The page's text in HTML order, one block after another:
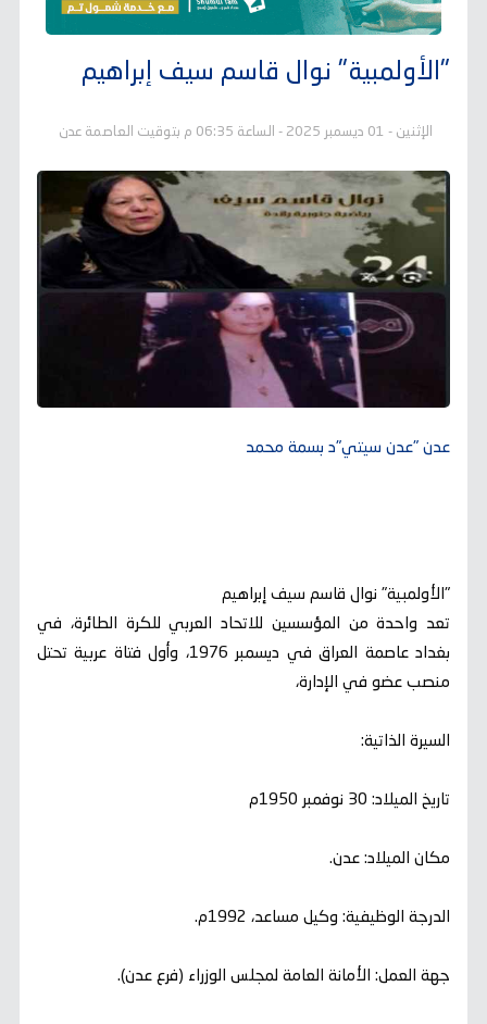
"الأولمبية" نوال قاسم سيف إبراهيم
الإثنين - 01 ديسمبر 2025 - الساعة 06:35 م بتوقيت العاصمة عدن
عدن "عدن سيتي"د بسمة محمد
"الأولمبية" نوال قاسم سيف إبراهيم
تعد واحدة من المؤسسين للاتحاد العربي للكرة الطائرة، في
بغداد عاصمة العراق في ديسمبر 1976، وأول فتاة عربية تحتل
منصب عضو في الإدارة،
السيرة الذاتية:
تاريخ الميلاد: 30 نوفمبر 1950م
مكان الميلاد: عدن.
الدرجة الوظيفية: وكيل مساعد، 1992م.
جهة العمل: الأمانة العامة لمجلس الوزراء (فرع عدن).